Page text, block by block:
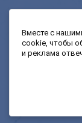
Моя школа
Вместе с
cookie, чтобы
и реклама